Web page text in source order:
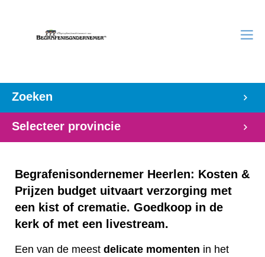
Zoeken
Selecteer provincie
Begrafenisondernemer Heerlen: Kosten &
Prijzen budget uitvaart verzorging met
een kist of crematie. Goedkoop in de
kerk of met een livestream.
Een van de meest delicate momenten in het